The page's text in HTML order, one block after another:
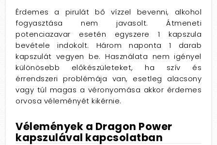
Érdemes a pirulát bő vízzel bevenni, alkohol
fogyasztása nem javasolt. Átmeneti
potenciazavar esetén egyszere 1 kapszula
bevétele indokolt. Három naponta 1 darab
kapszulát vegyen be. Használata nem igényel
különösebb előkészületeket, ha szív és
érrendszeri problémája van, esetleg alacsony
vagy túl magas a véronyomása akkor érdemes
orvosa véleményét kikérnie.
Vélemények a Dragon Power
kapszulával kapcsolatban